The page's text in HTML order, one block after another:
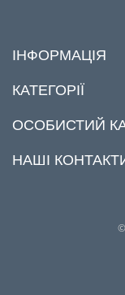
ІНФОРМАЦІЯ
КАТЕГОРІЇ
ОСОБИСТИЙ
НАШІ